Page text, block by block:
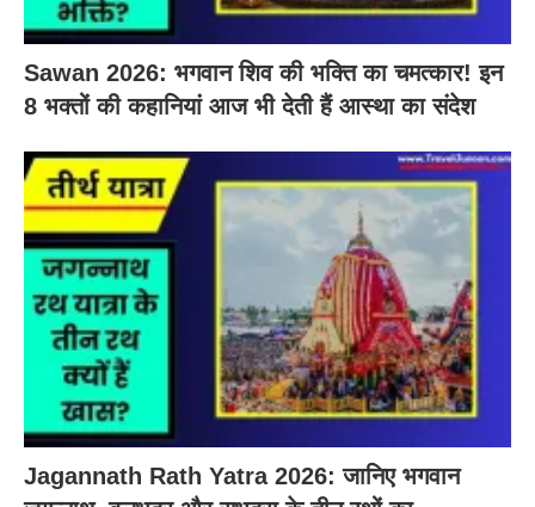
Sawan 2026: भगवान शिव की भक्ति का चमत्कार! इन
8 भक्तों की कहानियां आज भी देती हैं आस्था का संदेश
Jagannath Rath Yatra 2026: जानिए भगवान